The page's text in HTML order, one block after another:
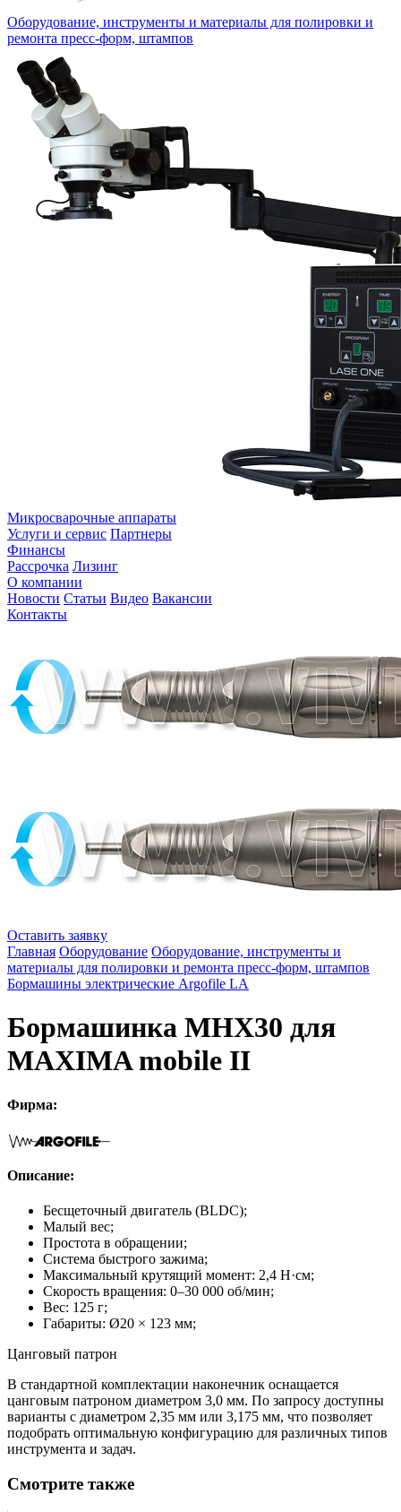
Оборудование, инструменты и материалы для полировки и
ремонта пресс-форм, штампов
Микросварочные аппараты
Услуги и сервис Партнеры
Финансы
Рассрочка Лизинг
О компании
Новости Статьи Видео Вакансии
Контакты
Оставить заявку
Главная Оборудование Оборудование, инструменты и
материалы для полировки и ремонта пресс-форм, штампов
Бормашины электрические Argofile LA
Бормашинка MHX30 для
MAXIMA mobile II
Фирма:
Описание:
Бесщеточный двигатель (BLDC);
Малый вес;
Простота в обращении;
Система быстрого зажима;
Максимальный крутящий момент: 2,4 Н·см;
Скорость вращения: 0–30 000 об/мин;
Вес: 125 г;
Габариты: Ø20 × 123 мм;
Цанговый патрон
В стандартной комплектации наконечник оснащается
цанговым патроном диаметром 3,0 мм. По запросу доступны
варианты с диаметром 2,35 мм или 3,175 мм, что позволяет
подобрать оптимальную конфигурацию для различных типов
инструмента и задач.
Смотрите также